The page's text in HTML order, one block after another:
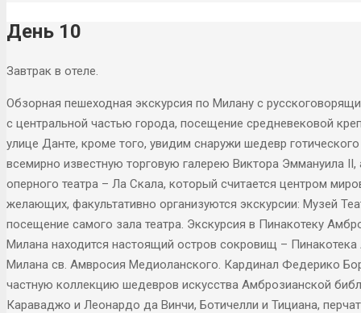
День 10
Завтрак в отеле.
Обзорная пешеходная экскурсия по Милану с
с центральной частью города, посещение средневековой
улице Данте, кроме того, увидим снаружи шедевр
всемирно известную торговую галерею Виктора Эммануила
оперного театра – Ла Скала, который считается центром
желающих, факультативно организуются экскурсии: Музей
посещение самого зала театра. Экскурсия в Пинакотеку
Милана находится настоящий остров сокровищ – Пинакотека
Милана св. Амвросия Медиоланского. Кардинал Федерико
частную коллекцию шедевров искусства Амброзианской
Караваджо и Леонардо да Винчи, Ботичелли и Тициана,